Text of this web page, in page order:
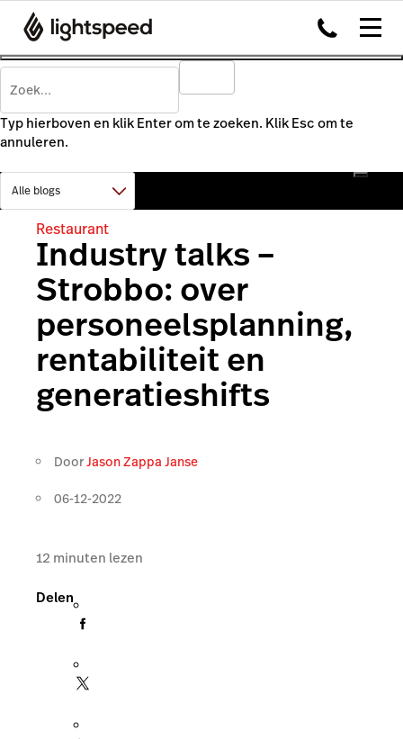
Typ hierboven en klik Enter om te zoeken. Klik Esc om te
annuleren.
Restaurant
Industry talks –
Strobbo: over
personeelsplanning,
rentabiliteit en
generatieshifts
DoorJason Zappa Janse
06-12-2022
12 minuten lezen
Delen